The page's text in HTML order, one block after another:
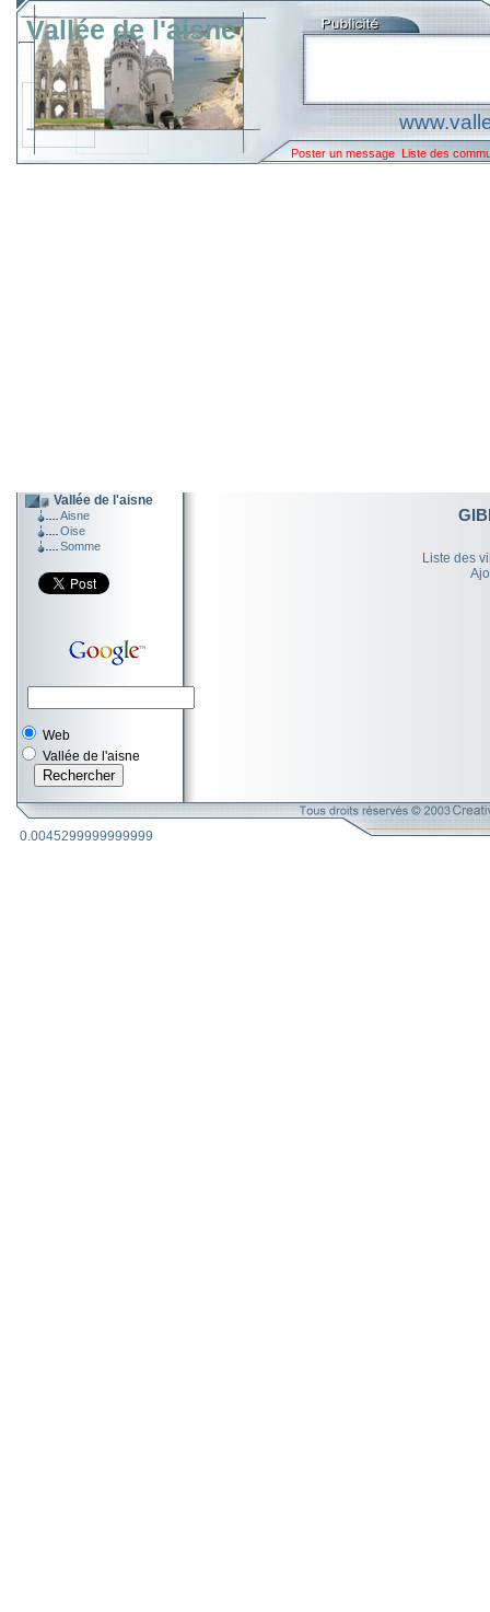
Vallée de l'aisne
Poster un message Liste des
Vallée de l'aisne
Aisne
Oise
Somme
Web
Vallée de l'aisne
Liste des
0.0045299999999999